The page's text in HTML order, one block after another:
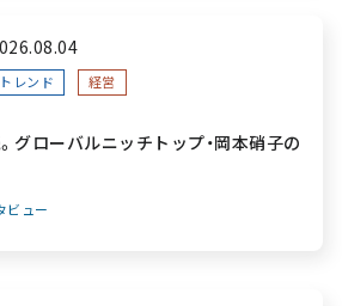
トレンド 経営
グローバルニッチトップ・岡本硝子の
える経営戦略～
ビュー